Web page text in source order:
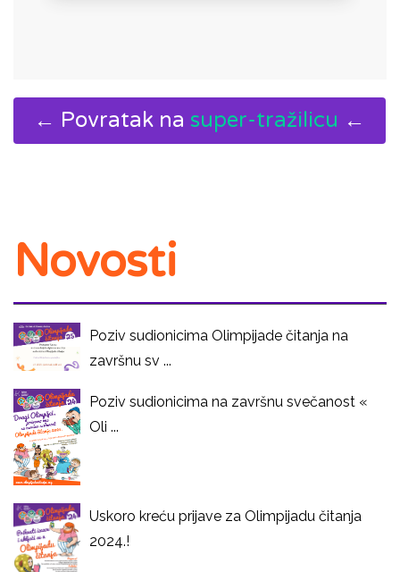
← Povratak na super-tražilicu ←
Novosti
Poziv sudionicima Olimpijade čitanja na
završnu sv ...
Poziv sudionicima na završnu svečanost «
Oli ...
Uskoro kreću prijave za Olimpijadu čitanja
2024.!